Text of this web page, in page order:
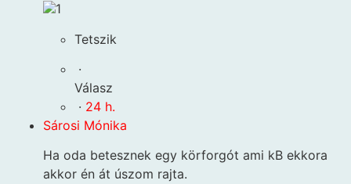
1
Tetszik
·
Válasz
· 24 h.
Sárosi Mónika
Ha oda betesznek egy körforgót ami kB ekkora
akkor én át úszom rajta.